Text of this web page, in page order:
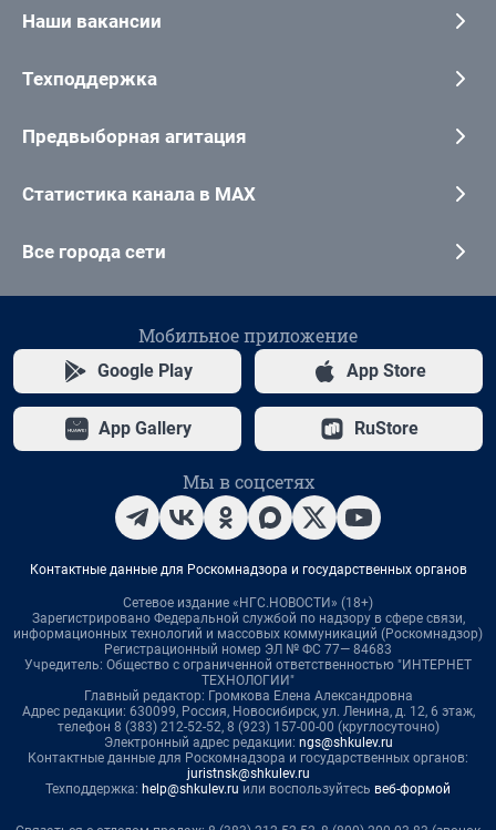
Наши вакансии
Техподдержка
Предвыборная агитация
Статистика канала в MAX
Все города сети
Мобильное приложение
Google Play App Store
App Gallery RuStore
Мы в соцсетях
Контактные данные для Роскомнадзора и государственных органов
Сетевое издание «НГС.НОВОСТИ» (18+)
Зарегистрировано Федеральной службой по надзору в сфере связи,
информационных технологий и массовых коммуникаций (Роскомнадзор)
Регистрационный номер ЭЛ № ФС 77— 84683
Учредитель: Общество с ограниченной ответственностью "ИНТЕРНЕТ
ТЕХНОЛОГИИ"
Главный редактор: Громкова Елена Александровна
Адрес редакции: 630099, Россия, Новосибирск, ул. Ленина, д. 12, 6 этаж,
телефон 8 (383) 212-52-52, 8 (923) 157-00-00 (круглосуточно)
Электронный адрес редакции: ngs@shkulev.ru
Контактные данные для Роскомнадзора и государственных органов:
juristnsk@shkulev.ru
Техподдержка: help@shkulev.ru или воспользуйтесь веб-формой